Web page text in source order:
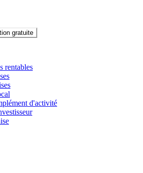
gratuite
rentables
d'activité